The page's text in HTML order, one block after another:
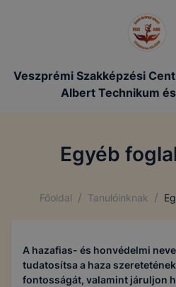
Veszprémi Szakképzési
Albert Technikum
Egyéb
Főoldal / Tanulóinknak /
A hazafias- és honvédelmi
tudatosítsa a haza
fontosságát, valamint járuljon